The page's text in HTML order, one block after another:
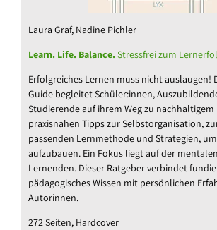
Laura Graf, Nadine Pichler
Learn. Life. Balance.Stressfrei zum
Erfolgreiches Lernen muss nicht auslaugen!
Guide begleitet Schüler:innen,
Studierende auf ihrem Weg zu
praxisnahen Tipps zur Selbstorganisation,
passenden Lernmethode und Strategien,
aufzubauen. Ein Fokus liegt auf der
Lernenden. Dieser Ratgeber verbindet
pädagogisches Wissen mit persönlichen
Autorinnen.
272 Seiten, Hardcover